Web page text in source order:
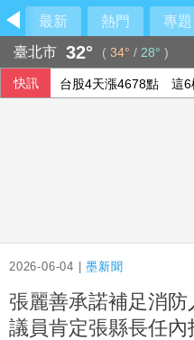
最新 熱門 專題
臺北市 32° ( 34° / 28° )
快訊 台股4天漲4678點 這6
2026-06-04 |墨新聞
張麗善承諾補足消
議員肯定張縣長任